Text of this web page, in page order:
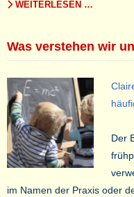
WEITERLESEN …
Was verstehen wir
Der
im Namen der Praxis oder